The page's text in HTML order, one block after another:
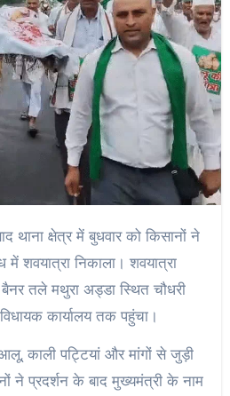
थाना क्षेत्र में बुधवार को किसानों ने
शवयात्रा निकाला। शवयात्रा
तले मथुरा अड्डा स्थित चौधरी
कार्यालय तक पहुंचा।
काली पट्टियां और मांगों से जुड़ी
ने प्रदर्शन के बाद मुख्यमंत्री के नाम